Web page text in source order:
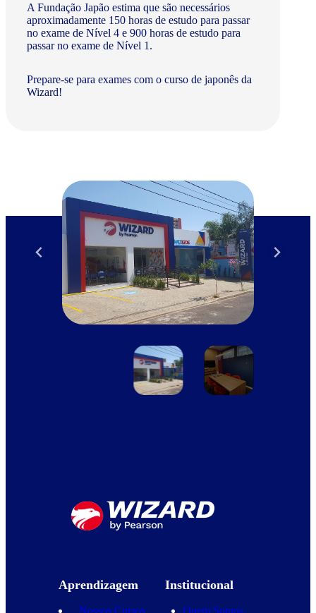
A Fundação Japão estima que são necessários
aproximadamente 150 horas de estudo para passar
no exame de Nível 4 e 900 horas de estudo para
passar no exame de Nível 1.
Prepare-se para exames com o curso de japonês da
Wizard!
Aprendizagem
Nossos Cursos
Institucional
Quem Somos